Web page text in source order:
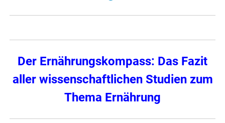
Der Ernährungskompass: Das Fazit
aller wissenschaftlichen Studien zum
Thema Ernährung